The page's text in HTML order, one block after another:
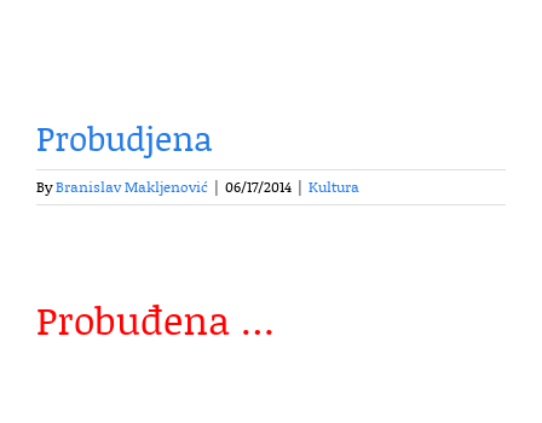
Probudjena
ByBranislav Makljenović 06/17/2014 Kultura
Probuđena …